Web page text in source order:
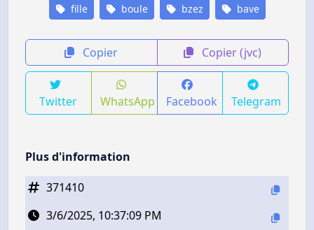
fille boule bzez bave
Copier Copier (jvc)
Twitter WhatsApp Facebook Telegram
Plus d'information
371410
3/6/2025, 10:37:09 PM